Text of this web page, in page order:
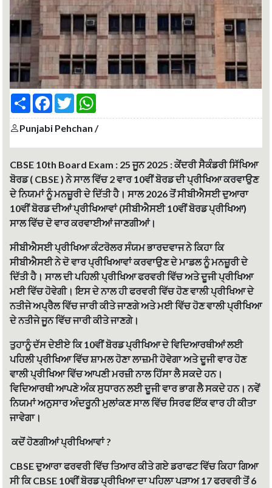
S
h
a
r
F
a
c
e
o
k
T
w
i
t
e
a
t
A
p
Punjabi Pehchan /
CBSE 10th Board Exam : 25 ਜੂਨ 2025 :ਕੇਂਦਰੀ ਸੈਕੰਡਰੀ ਸਿੱਖਿਆ
ਬੋਰਡ ( CBSE ) ਨੇ ਸਾਲ ਵਿੱਚ 2 ਵਾਰ 10ਵੀਂ ਬੋਰਡ ਦੀ ਪ੍ਰੀਖਿਆ ਕਰਵਾਉਣ
ਦੇ ਨਿਯਮਾਂ ਨੂੰ ਮਨਜ਼ੂਰੀ ਦੇ ਦਿੱਤੀ ਹੈ। ਸਾਲ 2026 ਤੋਂ ਸੀਬੀਐਸਈ ਦੁਆਰਾ
10ਵੀਂ ਬੋਰਡ ਦੀਆਂ ਪ੍ਰੀਖਿਆਵਾਂ (ਸੀਬੀਐਸਈ 10ਵੀਂ ਬੋਰਡ ਪ੍ਰੀਖਿਆ)
ਸਾਲ ਵਿੱਚ ਦੋ ਵਾਰ ਕਰਵਾਈਆਂ ਜਾਣਗੀਆਂ।
ਸੀਬੀਐਸਈ ਪ੍ਰੀਖਿਆ ਕੰਟਰੋਲਰ ਸੰਯਮ ਭਾਰਦਵਾਜ ਨੇ ਕਿਹਾ ਕਿ
ਸੀਬੀਐਸਈ ਨੇ ਦੋ ਵਾਰ ਪ੍ਰੀਖਿਆਵਾਂ ਕਰਵਾਉਣ ਦੇ ਮਾਡਲ ਨੂੰ ਮਨਜ਼ੂਰੀ ਦੇ
ਦਿੱਤੀ ਹੈ। ਸਾਲ ਦੀ ਪਹਿਲੀ ਪ੍ਰੀਖਿਆ ਫਰਵਰੀ ਵਿੱਚ ਅਤੇ ਦੂਜੀ ਪ੍ਰੀਖਿਆ
ਮਈ ਵਿੱਚ ਹੋਵੇਗੀ। ਇਸ ਦੇ ਨਾਲ ਹੀ ਫਰਵਰੀ ਵਿੱਚ ਹੋਣ ਵਾਲੀ ਪ੍ਰੀਖਿਆ ਦੇ
ਨਤੀਜੇ ਅਪ੍ਰੈਲ ਵਿੱਚ ਜਾਰੀ ਕੀਤੇ ਜਾਣਗੇ ਅਤੇ ਮਈ ਵਿੱਚ ਹੋਣ ਵਾਲੀ ਪ੍ਰੀਖਿਆ
ਦੇ ਨਤੀਜੇ ਜੂਨ ਵਿੱਚ ਜਾਰੀ ਕੀਤੇ ਜਾਣਗੇ।
ਤੁਹਾਨੂੰ ਦੱਸ ਦੇਈਏ ਕਿ 10ਵੀਂ ਬੋਰਡ ਪ੍ਰੀਖਿਆ ਦੇ ਵਿਦਿਆਰਥੀਆਂ ਲਈ
ਪਹਿਲੀ ਪ੍ਰੀਖਿਆ ਵਿੱਚ ਸ਼ਾਮਲ ਹੋਣਾ ਲਾਜ਼ਮੀ ਹੋਵੇਗਾ ਅਤੇ ਦੂਜੀ ਵਾਰ ਹੋਣ
ਵਾਲੀ ਪ੍ਰੀਖਿਆ ਵਿੱਚ ਆਪਣੀ ਮਰਜ਼ੀ ਨਾਲ ਹਿੱਸਾ ਲੈ ਸਕਦੇ ਹਨ।
ਵਿਦਿਆਰਥੀ ਆਪਣੇ ਅੰਕ ਸੁਧਾਰਨ ਲਈ ਦੂਜੀ ਵਾਰ ਭਾਗ ਲੈ ਸਕਦੇ ਹਨ। ਨਵੇਂ
ਨਿਯਮਾਂ ਅਨੁਸਾਰ ਅੰਦਰੂਨੀ ਮੁਲਾਂਕਣ ਸਾਲ ਵਿੱਚ ਸਿਰਫ ਇੱਕ ਵਾਰ ਹੀ ਕੀਤਾ
ਜਾਵੇਗਾ।
ਕਦੋਂ ਹੋਣਗੀਆਂ ਪ੍ਰੀਖਿਆਵਾਂ ?
CBSE ਦੁਆਰਾ ਫਰਵਰੀ ਵਿੱਚ ਤਿਆਰ ਕੀਤੇ ਗਏ ਡਰਾਫਟ ਵਿੱਚ ਕਿਹਾ ਗਿਆ
ਸੀ ਕਿ CBSE 10ਵੀਂ ਬੋਰਡ ਪ੍ਰੀਖਿਆ ਦਾ ਪਹਿਲਾ ਪੜਾਅ 17 ਫਰਵਰੀ ਤੋਂ 6